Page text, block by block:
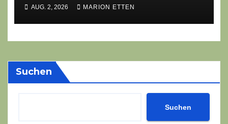
Gasthofs „Zur Eiche“
AUG. 2, 2026 MARION ETTEN
Suchen
Suchen